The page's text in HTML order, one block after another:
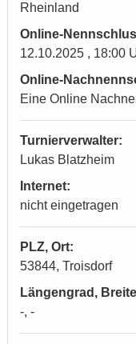
Rheinland
Online-
12.10.2025 , 18:00
Online-
Eine Online
Turnierverwalter:
Lukas Blatzheim
Internet:
nicht eingetragen
PLZ, Ort:
53844, Troisdorf
Längengrad,
-, -